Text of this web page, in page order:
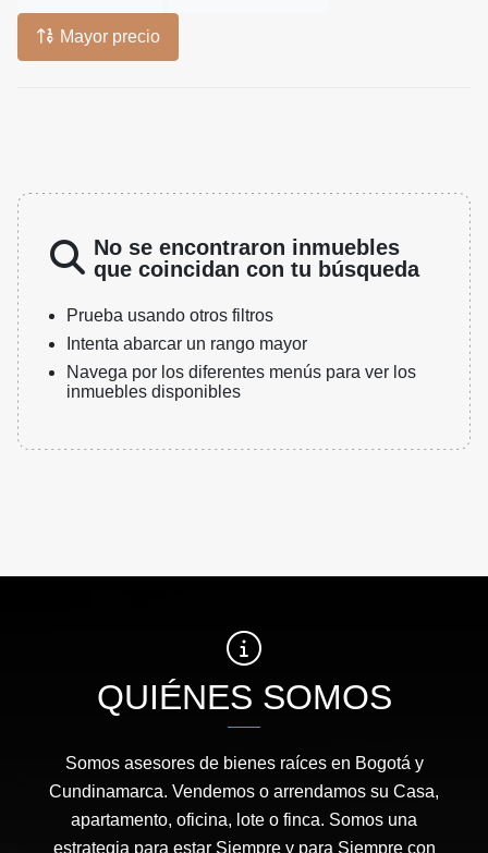
Mayor precio
No se encontraron inmuebles
que coincidan con tu búsqueda
Prueba usando otros filtros
Intenta abarcar un rango mayor
Navega por los diferentes menús para ver los
inmuebles disponibles
QUIÉNES SOMOS
Somos asesores de bienes raíces en Bogotá y
Cundinamarca. Vendemos o arrendamos su Casa,
apartamento, oficina, lote o finca. Somos una
estrategia para estar Siempre y para Siempre con